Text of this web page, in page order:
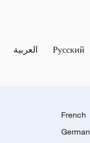
العربية Русский
French
German